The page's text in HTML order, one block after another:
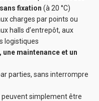
Black
Nombre ks
fixation (à 20 °C)
charges par points ou
halls d’entrepôt, aux
logistiques
une maintenance et un
parties, sans interrompre
peuvent simplement être